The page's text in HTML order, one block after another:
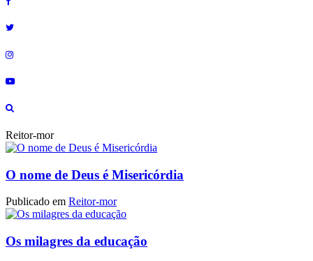
Reitor-mor
O nome de Deus é Misericórdia
Publicado em Reitor-mor
Os milagres da educação